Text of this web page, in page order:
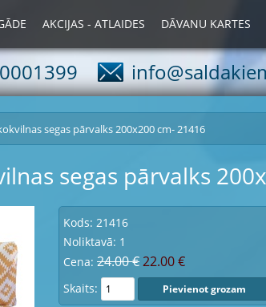
AKCIJAS - ATLAIDES DĀVANU KARTES
segas pārvalks 200x200 cm- 21416
segas pārvalks
Kods: 21416
Noliktavā: 1
Cena: 24.00 €22.00 €
Skaits: